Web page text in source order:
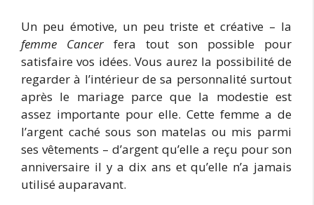
Un peu émotive, un peu triste et créative – la
femme Cancerfera tout son possible pour
satisfaire vos idées. Vous aurez la possibilité de
regarder à l’intérieur de sa personnalité surtout
après le mariage parce que la modestie est
assez importante pour elle. Cette femme a de
l’argent caché sous son matelas ou mis parmi
ses vêtements – d’argent qu’elle a reçu pour son
anniversaire il y a dix ans et qu’elle n’a jamais
utilisé auparavant.